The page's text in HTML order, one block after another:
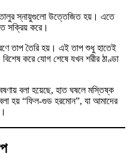
স্নায়ুগুলো উত্তেজিত হয়। এতে
সক্রিয় করে।
তাপ তৈরি হয়। এই তাপ শুধু হাতেই
করে যোগ শেষে যখন শরীর ঠাণ্ডা
বলা হয়েছে, হাত ঘষলে মস্তিষ্ক
হয় “ফিল-গুড হরমোন”, যা আমাদের